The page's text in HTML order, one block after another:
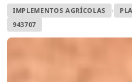
IMPLEMENTOS AGRÍCOLAS ›
943707